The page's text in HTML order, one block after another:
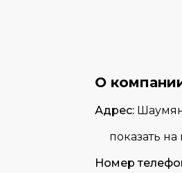
О
Адрес:
показать на
Номер